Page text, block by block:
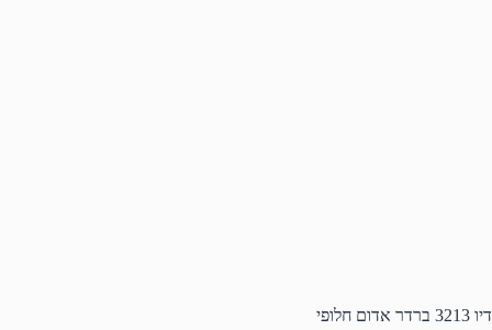
דיו 3213 ברדר אדום חלופי